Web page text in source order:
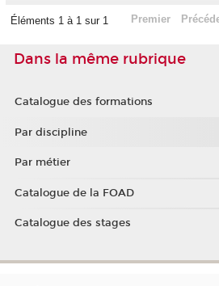
Éléments 1 à 1 sur 1 Premier
Dans la même rubrique
Catalogue des formations
Par discipline
Par métier
Catalogue de la FOAD
Catalogue des stages